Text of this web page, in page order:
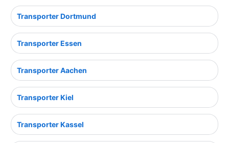
Transporter Dortmund
Transporter Essen
Transporter Aachen
Transporter Kiel
Transporter Kassel